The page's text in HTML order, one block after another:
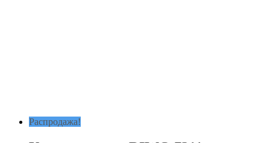
Распродажа!